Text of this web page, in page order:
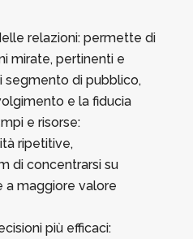
relazioni: permette di
mirate, pertinenti e
di pubblico,
e la fiducia
e risorse:
ripetitive,
di concentrarsi su
a maggiore valore
più efficaci: